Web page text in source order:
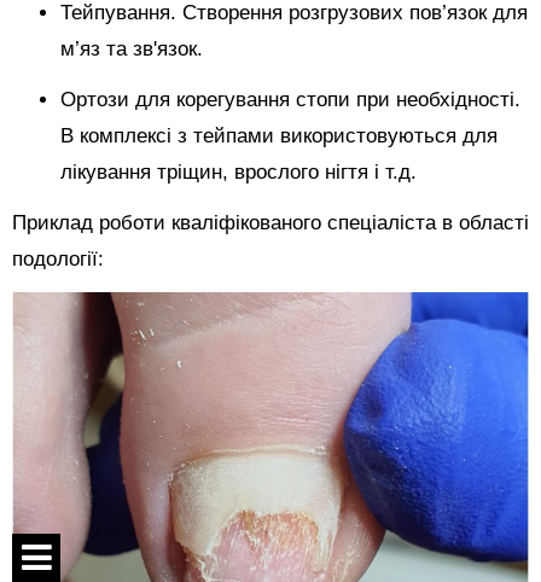
Тейпування. Створення розгрузових пов’язок для
м’яз та зв'язок.
Ортози для корегування стопи при необхідності.
В комплексі з тейпами використовуються для
лікування тріщин, врослого нігтя і т.д.
Приклад роботи кваліфікованого спеціаліста в області
подології: